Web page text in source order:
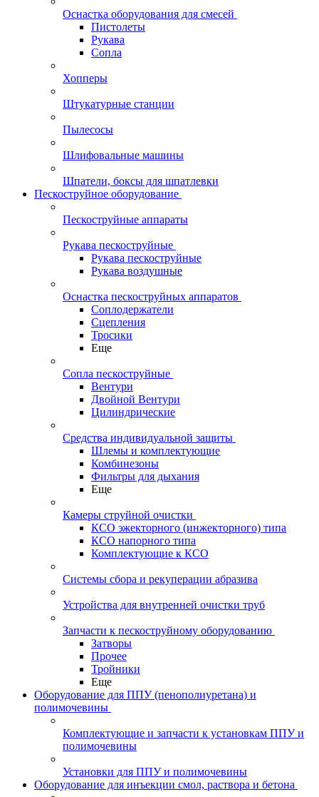
Оснастка оборудования для смесей
Пистолеты
Рукава
Сопла
Хопперы
Штукатурные станции
Пылесосы
Шлифовальные машины
Шпатели, боксы для шпатлевки
Пескоструйное оборудование
Пескоструйные аппараты
Рукава пескоструйные
Рукава пескоструйные
Рукава воздушные
Оснастка пескоструйных аппаратов
Соплодержатели
Сцепления
Тросики
Еще
Сопла пескоструйные
Вентури
Двойной Вентури
Цилиндрические
Средства индивидуальной защиты
Шлемы и комплектующие
Комбинезоны
Фильтры для дыхания
Еще
Камеры струйной очистки
КСО эжекторного (инжекторного) типа
КСО напорного типа
Комплектующие к КСО
Системы сбора и рекуперации абразива
Устройства для внутренней очистки труб
Запчасти к пескоструйному оборудованию
Затворы
Прочее
Тройники
Еще
Оборудование для ППУ (пенополиуретана) и
полимочевины
Комплектующие и запчасти к установкам ППУ и
полимочевины
Установки для ППУ и полимочевины
Оборудование для инъекции смол, раствора и бетона